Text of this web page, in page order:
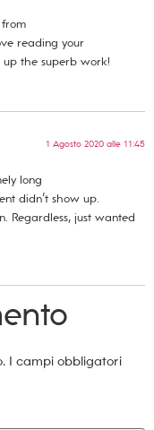
reading your
the superb work!
1 Agosto 2020 alle 11:45
long
didn’t show up.
Regardless, just wanted
I campi obbligatori